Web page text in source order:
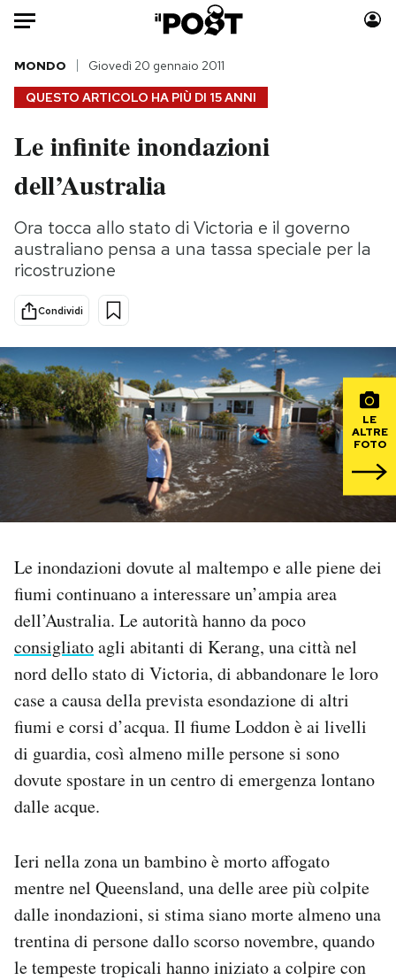
Auto
HOME
Italia
Politica
Tecnologia
Internet
Scienza
Cultura
Economia
Moda
Storie/Idee
Ok Boomer!
Mondiali calcio 2026
PODCAST
NEWSLETTER
CALENDARIO
AREA PERSONALE
Area Personale
Newsletter
Notifiche mobile
Hai bisogno di aiuto?
QUESTO ARTICOLO HA PIÙ DI 15 ANNI
MONDO Giovedì 20 gennaio 2011
Le infinite inondazioni
dell’Australia
Ora tocca allo stato di Victoria e il governo
australiano pensa a una tassa speciale per la
ricostruzione
Condividi
LE
ALTRE
FOTO
Le inondazioni dovute al maltempo e alle piene dei
fiumi continuano a interessare un’ampia area
dell’Australia. Le autorità hanno da poco
consigliatoagli abitanti di Kerang, una città nel
nord dello stato di Victoria, di abbandonare le loro
case a causa della prevista esondazione di altri
fiumi e corsi d’acqua. Il fiume Loddon è ai livelli
di guardia, così almeno mille persone si sono
dovute spostare in un centro di emergenza lontano
dalle acque.
Ieri nella zona un bambino è morto affogato
mentre nel Queensland, una delle aree più colpite
dalle inondazioni, si stima siano morte almeno una
trentina di persone dallo scorso novembre, quando
le tempeste tropicali hanno iniziato a colpire con